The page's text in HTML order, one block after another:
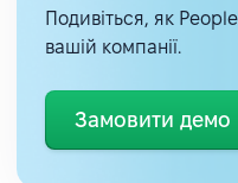
Подивіться, як
вашій компанії.
Замовити демо